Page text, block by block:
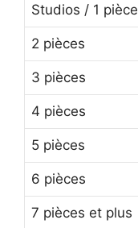
Studios / 1 pièce
2 pièces
3 pièces
4 pièces
5 pièces
6 pièces
7 pièces et plus